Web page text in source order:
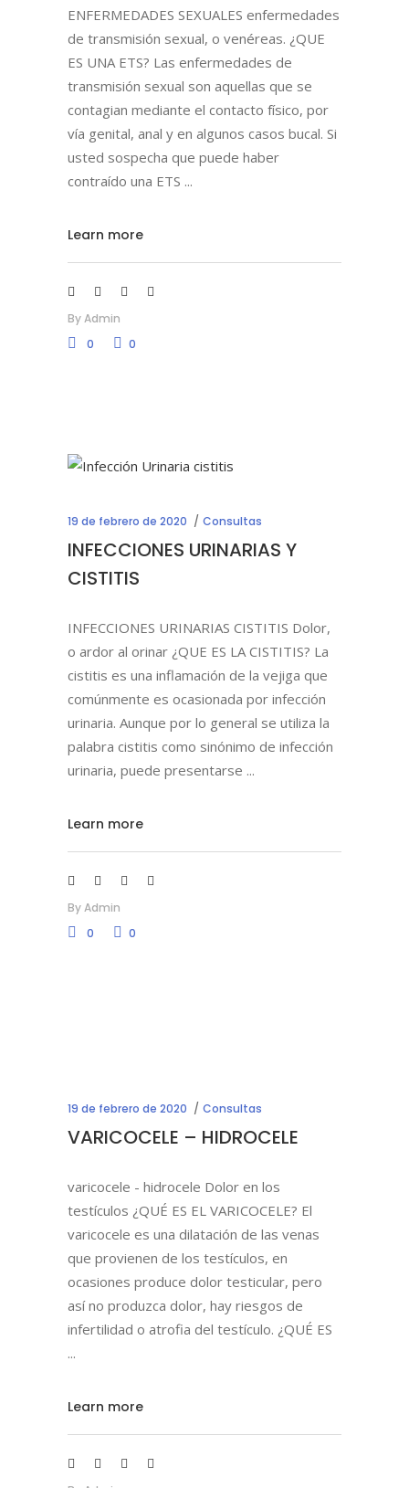
ENFERMEDADES SEXUALES enfermedades
de transmisión sexual, o venéreas. ¿QUE
ES UNA ETS? Las enfermedades de
transmisión sexual son aquellas que se
contagian mediante el contacto físico, por
vía genital, anal y en algunos casos bucal. Si
usted sospecha que puede haber
contraído una ETS
Learn more
ByAdmin
0
0
19 de febrero de 2020 Consultas
INFECCIONES URINARIAS Y
CISTITIS
INFECCIONES URINARIAS CISTITIS Dolor,
o ardor al orinar ¿QUE ES LA CISTITIS? La
cistitis es una inflamación de la vejiga que
comúnmente es ocasionada por infección
urinaria. Aunque por lo general se utiliza la
palabra cistitis como sinónimo de infección
urinaria, puede presentarse
Learn more
ByAdmin
0
0
19 de febrero de 2020 Consultas
VARICOCELE – HIDROCELE
varicocele - hidrocele Dolor en los
testículos ¿QUÉ ES EL VARICOCELE? El
varicocele es una dilatación de las venas
que provienen de los testículos, en
ocasiones produce dolor testicular, pero
así no produzca dolor, hay riesgos de
infertilidad o atrofia del testículo. ¿QUÉ ES
Learn more